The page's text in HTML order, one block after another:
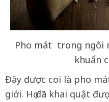
Pho mát trong ngôi
khuẩn
Đây được coi là pho
giới. Họ đã khai quật